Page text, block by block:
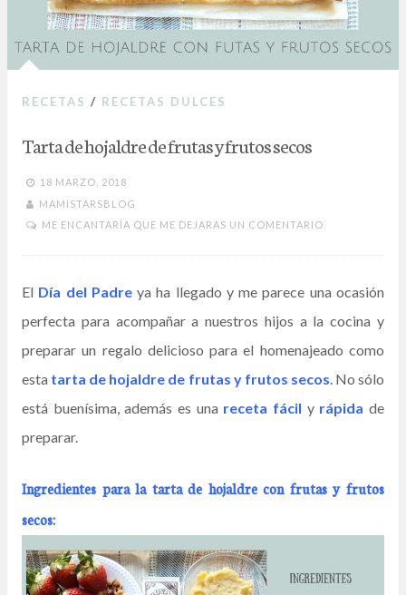
RECETAS / RECETAS DULCES
Tarta de hojaldre de frutas y frutos secos
18 MARZO, 2018
MAMISTARSBLOG
ME ENCANTARÍA QUE ME DEJARAS UN COMENTARIO
El Día del Padreya ha llegado y me parece una ocasión
perfecta para acompañar a nuestros hijos a la cocina y
preparar un regalo delicioso para el homenajeado como
esta tarta de hojaldre de frutas y frutos secos . No sólo
está buenísima, además es una receta fácil y rápida de
preparar.
Ingredientes para la tarta de hojaldre con frutas y frutos
secos: